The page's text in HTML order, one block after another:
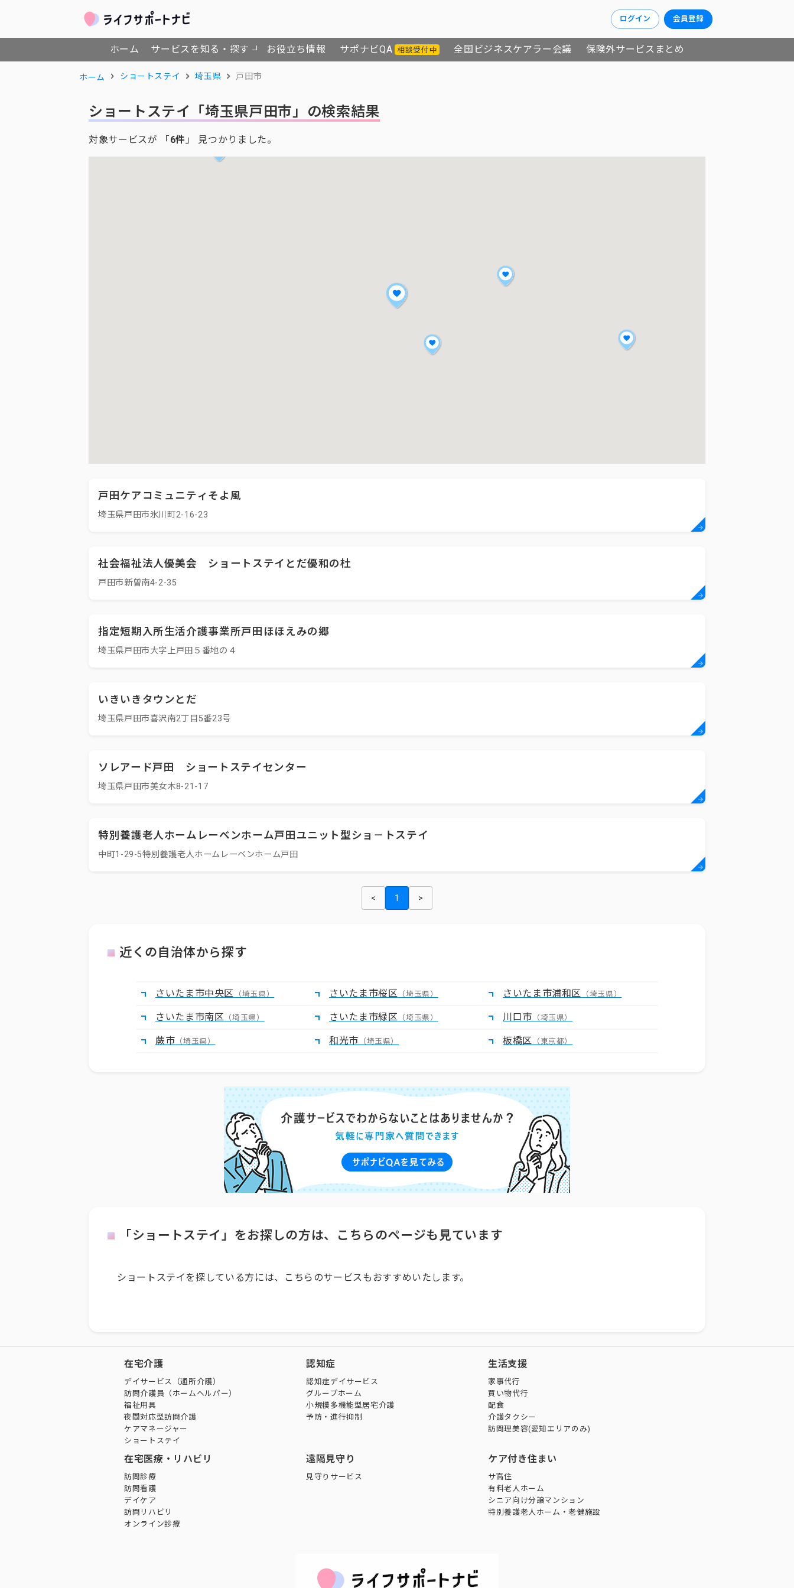
ログイン 会員登録
ホーム サービスを知る・探す お役立ち情報 サポナビQA 相談受付中 全国ビジネスケアラー会議 保険外サービスまとめ
ホーム ショートステイ 埼玉県 戸田市
ショートステイ 「埼玉県戸田市」の検索結果
対象サービスが 「6件 」 見つかりました。
戸田ケアコミュニティそよ風
埼玉県戸田市氷川町2-16-23
社会福祉法人優美会 ショートステイとだ優和の杜
戸田市新曽南4-2-35
指定短期入所生活介護事業所戸田ほほえみの郷
埼玉県戸田市大字上戸田５番地の４
いきいきタウンとだ
埼玉県戸田市喜沢南2丁目5番23号
ソレアード戸田 ショートステイセンター
埼玉県戸田市美女木8-21-17
特別養護老人ホームレーベンホーム戸田ユニット型ショ－トステイ
中町1-29-5特別養護老人ホームレーベンホーム戸田
< 1 >
近くの自治体から探す
さいたま市中央区 （埼玉県） さいたま市桜区 （埼玉県） さいたま市浦和区 （埼玉県）
さいたま市南区 （埼玉県） さいたま市緑区 （埼玉県） 川口市 （埼玉県）
蕨市 （埼玉県） 和光市 （埼玉県） 板橋区 （東京都）
「ショートステイ」をお探しの方は、こちらのページも見ています
ショートステイを探している方には、こちらのサービスもおすすめいたします。
在宅介護
デイサービス（通所介護）
訪問介護員（ホームヘルパー）
福祉用具
夜間対応型訪問介護
ケアマネージャー
ショートステイ
認知症
認知症デイサービス
グループホーム
小規模多機能型居宅介護
予防・進行抑制
生活支援
家事代行
買い物代行
配食
介護タクシー
訪問理美容(愛知エリアのみ)
在宅医療・リハビリ
訪問診療
訪問看護
デイケア
訪問リハビリ
オンライン診療
遠隔見守り
見守りサービス
ケア付き住まい
サ高住
有料老人ホーム
シニア向け分譲マンション
特別養護老人ホーム・老健施設